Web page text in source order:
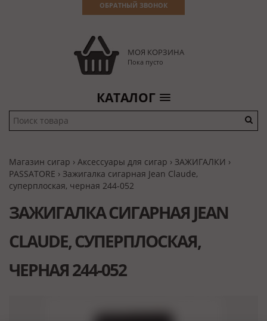
ОБРАТНЫЙ ЗВОНОК
МОЯ КОРЗИНА
Пока пусто
КАТАЛОГ
Магазин сигар › Аксессуары для сигар › ЗАЖИГАЛКИ ›
PASSATORE › Зажигалка сигарная Jean Claude,
суперплоская, черная 244-052
ЗАЖИГАЛКА СИГАРНАЯ JEAN
CLAUDE, СУПЕРПЛОСКАЯ,
ЧЕРНАЯ 244-052